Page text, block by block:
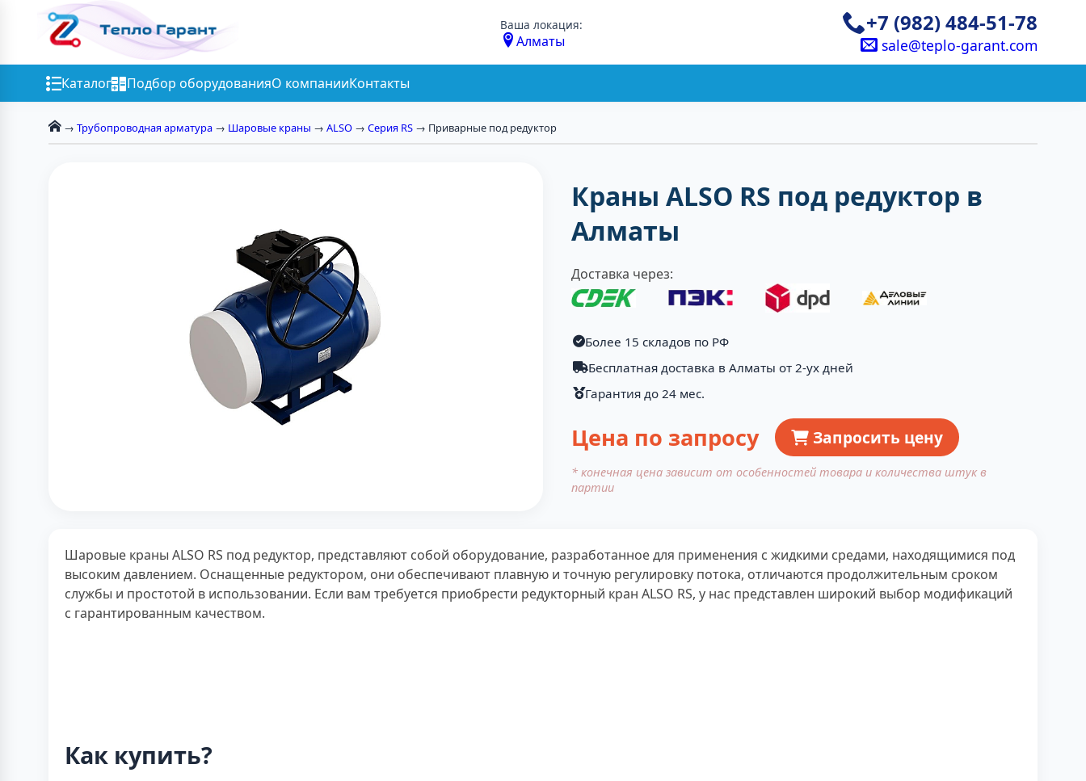
Ваша локация:
Алматы
+7 (982) 484-51-78
sale@teplo-garant.com
Каталог Подбор оборудованияО компанииКонтакты
→ Трубопроводная арматура → Шаровые краны → ALSO → Серия RS → Приварные под редуктор
Краны ALSO RS под редуктор в
Алматы
Доставка через:
Более 15 складов по РФ
Бесплатная доставка в Алматы от 2-ух дней
Гарантия до 24 мес.
Цена по запросу Запросить цену
* конечная цена зависит от особенностей товара и количества штук в
партии
Шаровые краны ALSO RS под редуктор, представляют собой оборудование, разработанное для применения с жидкими средами, находящимися под
высоким давлением. Оснащенные редуктором, они обеспечивают плавную и точную регулировку потока, отличаются продолжительным сроком
службы и простотой в использовании. Если вам требуется приобрести редукторный кран ALSO RS, у нас представлен широкий выбор модификаций
с гарантированным качеством.
Как купить?